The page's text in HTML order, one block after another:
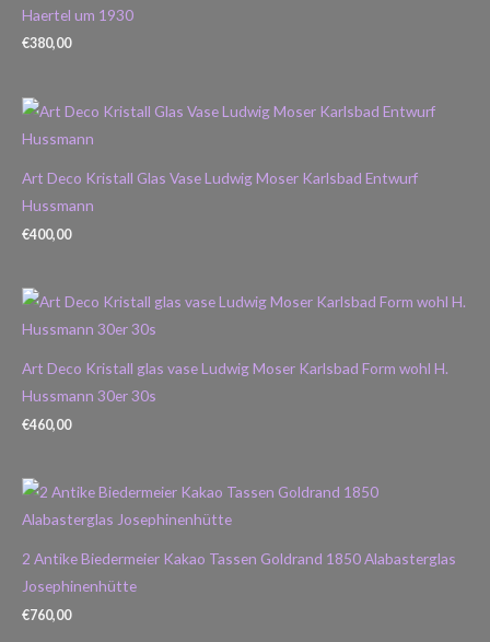
Haertel um 1930
€380,00
Art Deco Kristall Glas Vase Ludwig Moser Karlsbad Entwurf
Hussmann
€400,00
Art Deco Kristall glas vase Ludwig Moser Karlsbad Form wohl H.
Hussmann 30er 30s
€460,00
2 Antike Biedermeier Kakao Tassen Goldrand 1850 Alabasterglas
Josephinenhütte
€760,00